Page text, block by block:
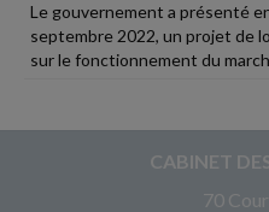
Le gouvernement a présenté
septembre 2022, un projet de
sur le fonctionnement du
CABINET
70